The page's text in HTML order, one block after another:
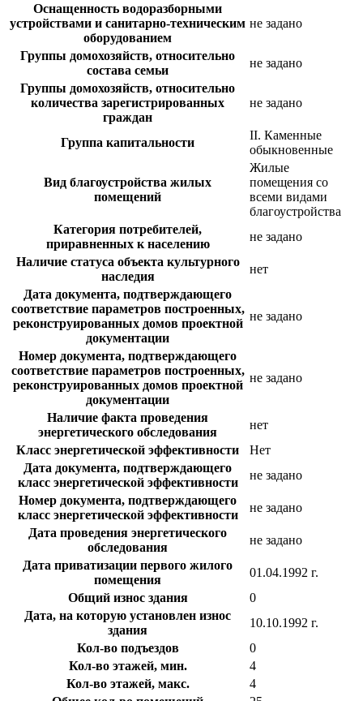
Оснащенность водоразборными
устройствами и санитарно-техническим
оборудованием
не задано
Группы домохозяйств, относительно
состава семьи
не задано
Группы домохозяйств, относительно
количества зарегистрированных
граждан
не задано
Группа капитальности
II. Каменные
обыкновенные
Вид благоустройства жилых
помещений
Жилые
помещения со
всеми видами
благоустройства
Категория потребителей,
приравненных к населению
не задано
Наличие статуса объекта культурного
наследия
нет
Дата документа, подтверждающего
соответствие параметров построенных,
реконструированных домов проектной
документации
не задано
Номер документа, подтверждающего
соответствие параметров построенных,
реконструированных домов проектной
документации
не задано
Наличие факта проведения
энергетического обследования
нет
Класс энергетической эффективности
Нет
Дата документа, подтверждающего
класс энергетической эффективности
не задано
Номер документа, подтверждающего
класс энергетической эффективности
не задано
Дата проведения энергетического
обследования
не задано
Дата приватизации первого жилого
помещения
01.04.1992 г.
Общий износ здания
0
Дата, на которую установлен износ
здания
10.10.1992 г.
Кол-во подъездов
0
Кол-во этажей, мин.
4
Кол-во этажей, макс.
4